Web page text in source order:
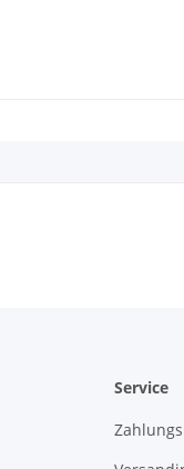
Service